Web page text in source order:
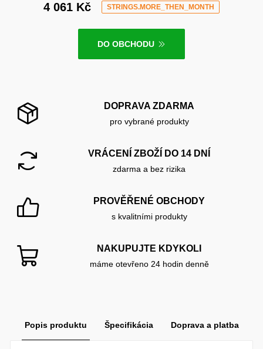
4 061 Kč STRINGS.MORE_THEN_MONTH
DO OBCHODU
DOPRAVA ZDARMA
pro vybrané produkty
VRÁCENÍ ZBOŽÍ DO 14 DNÍ
zdarma a bez rizika
PROVĚŘENÉ OBCHODY
s kvalitními produkty
NAKUPUJTE KDYKOLI
máme otevřeno 24 hodin denně
Popis produktu Špecifikácia Doprava a platba